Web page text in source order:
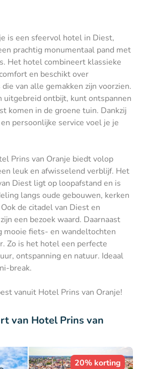
is een sfeervol hotel in Diest,
prachtig monumentaal pand met
Het hotel combineert klassieke
en beschikt over
van alle gemakken zijn voorzien.
uitgebreid ontbijt, kunt ontspannen
komen in de groene tuin. Dankzij
persoonlijke service voel je je
Prins van Oranje biedt volop
leuk en afwisselend verblijf. Het
Diest ligt op loopafstand en is
langs oude gebouwen, kerken
de citadel van Diest en
een bezoek waard. Daarnaast
mooie fiets- en wandeltochten
Zo is het hotel een perfecte
ontspanning en natuur. Ideaal
break.
vanuit Hotel Prins van Oranje!
van Hotel Prins van
20% korting